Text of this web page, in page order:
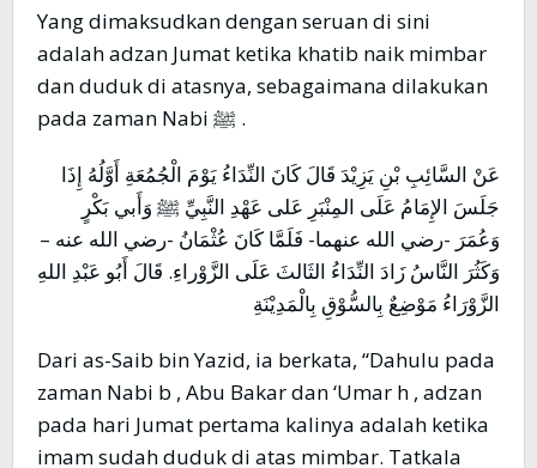
Yang dimaksudkan dengan seruan di sini
adalah adzan Jumat ketika khatib naik mimbar
dan duduk di atasnya, sebagaimana dilakukan
pada zaman Nabi ﷺ .
عَنْ السَّائِبِ بْنِ يَزِيْدَ قَالَ كَانَ النِّدَاءُ يَوْمَ الْجُمُعَةِ أَوَّلُهُ إِذَا
جَلَسَ الإِمَامُ عَلَى المِنْبَرِ عَلى عَهْدِ النَّبِيِّ ﷺ وَأَبي بَكْرٍ
وَعُمَرَ -رضي الله عنهما- فَلَمَّا كَانَ عُثْمَانُ -رضي الله عنه –
وَكَثُرَ النَّاسُ زَادَ النِّدَاءُ الثَالثَ عَلَى الزَّوْراءِ. قَالَ أَبُو عَبْدِ اللهِ
الزَّوْرَاءُ مَوْضِعٌ بِالسُّوْقِ بِالْمَدِيْنَةِ
Dari as-Saib bin Yazid, ia berkata, “Dahulu pada
zaman Nabi b , Abu Bakar dan ‘Umar h , adzan
pada hari Jumat pertama kalinya adalah ketika
imam sudah duduk di atas mimbar. Tatkala